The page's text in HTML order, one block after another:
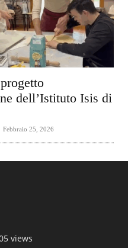
dell’Istituto Isis di
Febbraio 25, 2026
views